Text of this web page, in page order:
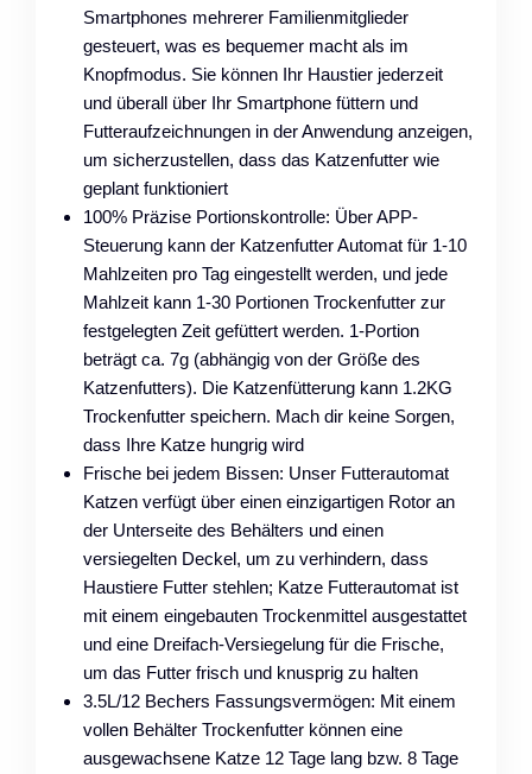
Smartphones mehrerer Familienmitglieder
gesteuert, was es bequemer macht als im
Knopfmodus. Sie können Ihr Haustier jederzeit
und überall über Ihr Smartphone füttern und
Futteraufzeichnungen in der Anwendung anzeigen,
um sicherzustellen, dass das Katzenfutter wie
geplant funktioniert
100% Präzise Portionskontrolle: Über APP-
Steuerung kann der Katzenfutter Automat für 1-10
Mahlzeiten pro Tag eingestellt werden, und jede
Mahlzeit kann 1-30 Portionen Trockenfutter zur
festgelegten Zeit gefüttert werden. 1-Portion
beträgt ca. 7g (abhängig von der Größe des
Katzenfutters). Die Katzenfütterung kann 1.2KG
Trockenfutter speichern. Mach dir keine Sorgen,
dass Ihre Katze hungrig wird
Frische bei jedem Bissen: Unser Futterautomat
Katzen verfügt über einen einzigartigen Rotor an
der Unterseite des Behälters und einen
versiegelten Deckel, um zu verhindern, dass
Haustiere Futter stehlen; Katze Futterautomat ist
mit einem eingebauten Trockenmittel ausgestattet
und eine Dreifach-Versiegelung für die Frische,
um das Futter frisch und knusprig zu halten
3.5L/12 Bechers Fassungsvermögen: Mit einem
vollen Behälter Trockenfutter können eine
ausgewachsene Katze 12 Tage lang bzw. 8 Tage